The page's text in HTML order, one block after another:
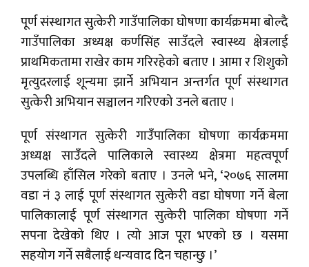
पूर्ण संस्थागत सुत्केरी गाउँपालिका घोषणा कार्यक्रममा बोल्दै
गाउँपालिका अध्यक्ष कर्णसिंह साउँदले स्वास्थ्य क्षेत्रलाई
प्राथमिकतामा राखेर काम गरिरहेको बताए । आमा र शिशुको
मृत्युदरलाई शून्यमा झार्ने अभियान अन्तर्गत पूर्ण संस्थागत
सुत्केरी अभियान सञ्चालन गरिएको उनले बताए ।
पूर्ण संस्थागत सुत्केरी गाउँपालिका घोषणा कार्यक्रममा
अध्यक्ष साउँदले पालिकाले स्वास्थ्य क्षेत्रमा महत्वपूर्ण
उपलब्धि हाँसिल गरेको बताए । उनले भने, ‘२०७६ सालमा
वडा नं ३ लाई पूर्ण संस्थागत सुत्केरी वडा घोषणा गर्ने बेला
पालिकालाई पूर्ण संस्थागत सुत्केरी पालिका घोषणा गर्ने
सपना देखेको थिए । त्यो आज पूरा भएको छ । यसमा
सहयोग गर्ने सबैलाई धन्यवाद दिन चहान्छु ।’